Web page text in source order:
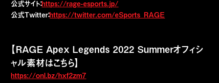
公式サイト：https://rage-esports.jp/
公式Twitter：https://twitter.com/eSports_RAGE
【RAGE Apex Legends 2022 Summerオフィシ
ャル素材はこちら】
https://onl.bz/hxf2zm7